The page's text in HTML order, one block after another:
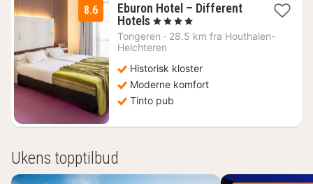
8.6
Eburon Hotel – Different
Hotels1
natt
fra
kr.
, 4 Stjerner
Tongeren · 28.5 km fra Houthalen-
Helchteren
Historisk kloster
Moderne komfort
Tinto pub
Ukens topptilbud